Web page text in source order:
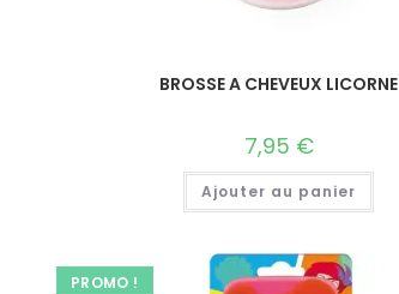
BROSSE A CHEVEUX LICORNE
7,95 €
Ajouter au panier
PROMO !